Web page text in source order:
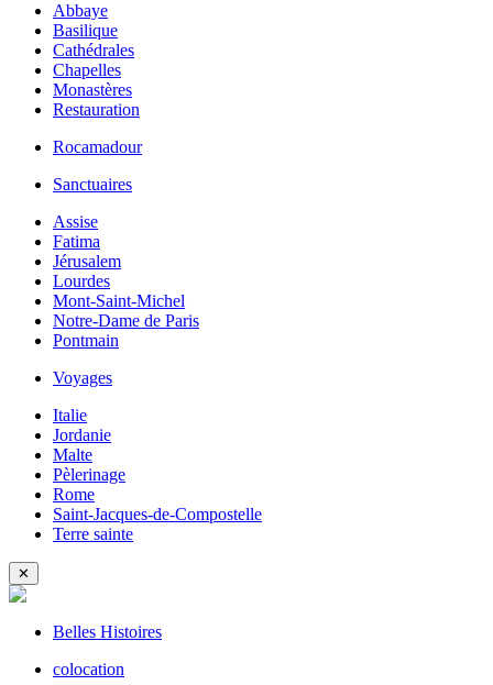
Abbaye
Basilique
Cathédrales
Chapelles
Monastères
Restauration
Rocamadour
Sanctuaires
Assise
Fatima
Jérusalem
Lourdes
Mont-Saint-Michel
Notre-Dame de Paris
Pontmain
Voyages
Italie
Jordanie
Malte
Pèlerinage
Rome
Saint-Jacques-de-Compostelle
Terre sainte
✕
Belles Histoires
colocation